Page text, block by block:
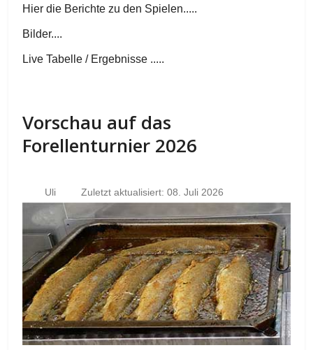
Hier die Berichte zu den Spielen.....
Bilder....
Live Tabelle / Ergebnisse .....
Vorschau auf das
Forellenturnier 2026
Uli Zuletzt aktualisiert: 08. Juli 2026